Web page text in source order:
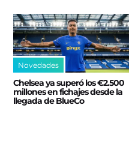
Novedades
Chelsea ya superó los €2.500
millones en fichajes desde la
llegada de BlueCo